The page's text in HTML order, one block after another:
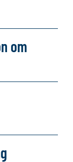
om